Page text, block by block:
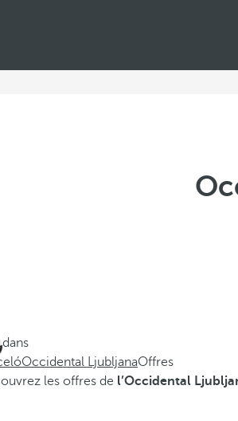
dans
Occidental LjubljanaOffres
les offres de l’Occidental